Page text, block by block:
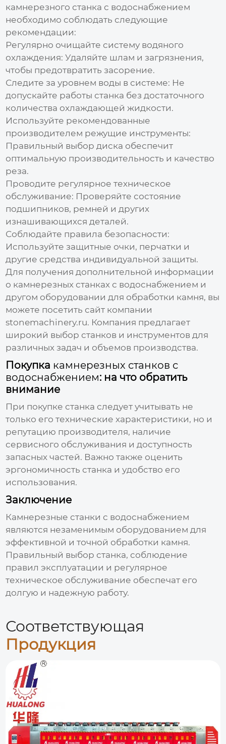
камнерезного станка с водоснабжением
необходимо соблюдать следующие
рекомендации:
Регулярно очищайте систему водяного
охлаждения: Удаляйте шлам и загрязнения,
чтобы предотвратить засорение.
Следите за уровнем воды в системе: Не
допускайте работы станка без достаточного
количества охлаждающей жидкости.
Используйте рекомендованные
производителем режущие инструменты:
Правильный выбор диска обеспечит
оптимальную производительность и качество
реза.
Проводите регулярное техническое
обслуживание: Проверяйте состояние
подшипников, ремней и других
изнашивающихся деталей.
Соблюдайте правила безопасности:
Используйте защитные очки, перчатки и
другие средства индивидуальной защиты.
Для получения дополнительной информации
о камнерезных станках с водоснабжением и
другом оборудовании для обработки камня, вы
можете посетить сайт компании
stonemachinery.ru. Компания предлагает
широкий выбор станков и инструментов для
различных задач и объемов производства.
Покупка камнерезных станков с
водоснабжением: на что обратить
внимание
При покупке станка следует учитывать не
только его технические характеристики, но и
репутацию производителя, наличие
сервисного обслуживания и доступность
запасных частей. Важно также оценить
эргономичность станка и удобство его
использования.
Заключение
Камнерезные станки с водоснабжением
являются незаменимым оборудованием для
эффективной и точной обработки камня.
Правильный выбор станка, соблюдение
правил эксплуатации и регулярное
техническое обслуживание обеспечат его
долгую и надежную работу.
Соответствующая
Продукция